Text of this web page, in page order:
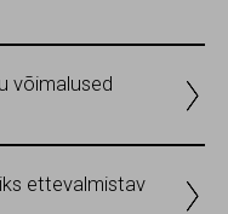
võimalused
ettevalmistav